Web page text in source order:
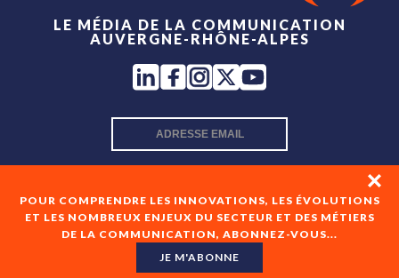
POUR COMPRENDRE LES INNOVATIONS, LES ÉVOLUTIONS
ET LES NOMBREUX ENJEUX DU SECTEUR ET DES MÉTIERS
DE LA COMMUNICATION, ABONNEZ-VOUS...
JE M'ABONNE
LE MÉDIA DE LA COMMUNICATION
AUVERGNE-RHÔNE-ALPES
En cochant cette case, je consens à recevoir les newsletters